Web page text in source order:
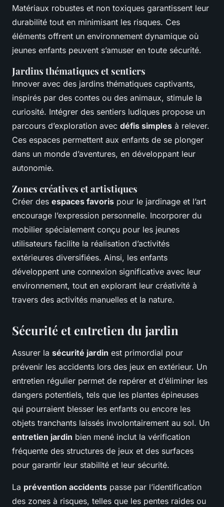
Matériaux robustes et non toxiques garantissent leur
durabilité tout en minimisant les risques. Ces
éléments offrent un environnement dynamique où
jeunes enfants peuvent s’amuser en toute sécurité.
Jardins thématiques et sentiers
Innover avec des jardins thématiques captivants,
inspirés par des contes ou des animaux, stimule la
curiosité. Intégrer des sentiers ludiques propose un
parcours d’exploration avec défis simples à relever.
Ces espaces permettent aux enfants de se plonger
dans un monde d’aventures, en développant leur
autonomie.
Zones créatives et artistiques
Créer des espaces favoris pour le jardinage et l’art
encourage l’expression personnelle. Incorporer du
mobilier spécialement conçu pour les jeunes
utilisateurs facilite la réalisation d’activités
extérieures diversifiées. Ainsi, les enfants
développent une connexion significative avec leur
environnement, tout en explorant leur créativité à
travers des activités manuelles et la nature.
Sécurité et entretien du jardin
Assurer la sécurité jardin est primordial pour
prévenir les accidents lors des jeux en extérieur. Un
entretien régulier permet de repérer et d’éliminer les
dangers potentiels, tels que les plantes épineuses
qui pourraient blesser les enfants ou encore les
objets tranchants laissés involontairement au sol. Un
entretien jardin bien mené inclut la vérification
fréquente des structures de jeux et des surfaces
pour garantir leur stabilité et leur sécurité.
La prévention accidents passe par l’identification
des zones à risques, telles que les pentes raides ou